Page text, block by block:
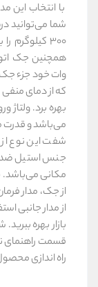
با انتخاب این
همچنین جک
وات خود جزء
می‌باشد و قدرت موتور 2000
شفت این نوع
جنس استیل
مکانی می‌باشد.
از جک، مدار
از مدار جانبی
بازار بهره
قسمت راهنمای
راه اندازی